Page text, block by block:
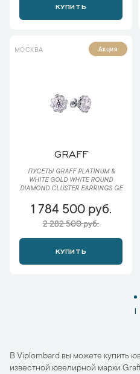
КУПИТЬ
МОСКВА Акция
GRAFF
ПУСЕТЫ GRAFF PLATINUM &
WHITE GOLD WHITE ROUND
DIAMOND CLUSTER EARRINGS GE
1 784 500 руб.
2 282 500 руб.
КУПИТЬ
1
В Viplombard вы можете купить
известной ювелирной марки